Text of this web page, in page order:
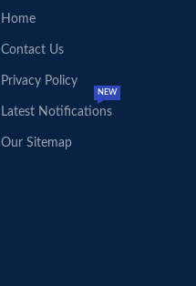
Home
Contact Us
Privacy Policy
Latest Notifications
NEW
Our Sitemap